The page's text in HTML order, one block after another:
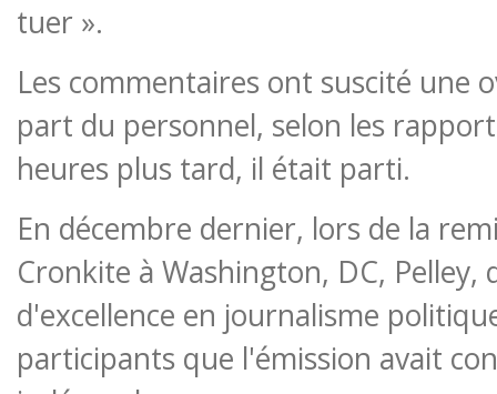
tuer ».
Les commentaires ont suscité une
part du personnel, selon les
heures plus tard, il était parti.
En décembre dernier, lors de la
Cronkite à Washington, DC,
d'excellence en journalisme
participants que l'émission avait